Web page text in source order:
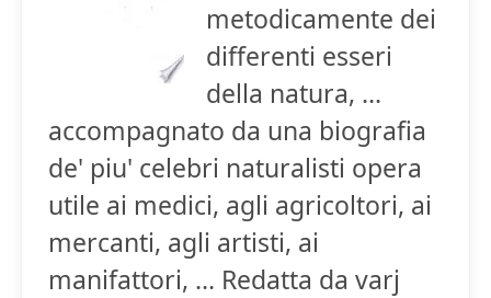
metodicamente dei
differenti esseri
della natura, ...
accompagnato da una biografia
de' piu' celebri naturalisti opera
utile ai medici, agli agricoltori, ai
mercanti, agli artisti, ai
manifattori, ... Redatta da varj